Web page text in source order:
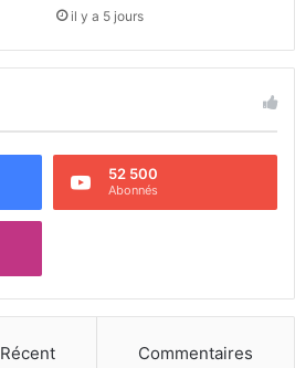
il y a 5 jours
52 500
Abonnés
Récent Commentaires